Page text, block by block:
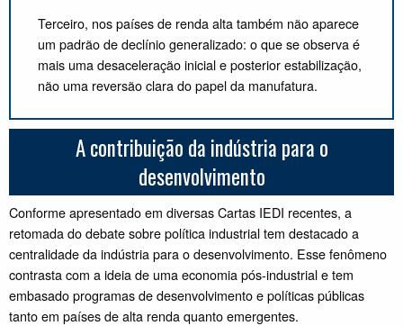
Terceiro, nos países de renda alta também não aparece
um padrão de declínio generalizado: o que se observa é
mais uma desaceleração inicial e posterior estabilização,
não uma reversão clara do papel da manufatura.
A contribuição da indústria para o
desenvolvimento
Conforme apresentado em diversas Cartas IEDI recentes, a
retomada do debate sobre política industrial tem destacado a
centralidade da indústria para o desenvolvimento. Esse fenômeno
contrasta com a ideia de uma economia pós-industrial e tem
embasado programas de desenvolvimento e políticas públicas
tanto em países de alta renda quanto emergentes.